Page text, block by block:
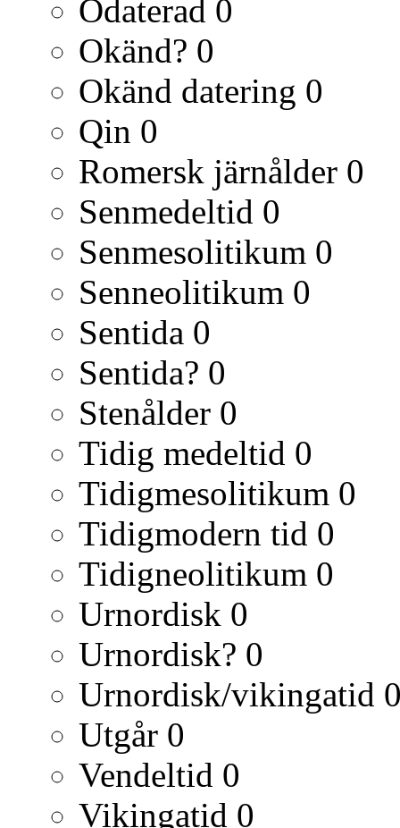
Odaterad 0
Okänd? 0
Okänd datering 0
Qin 0
Romersk järnålder 0
Senmedeltid 0
Senmesolitikum 0
Senneolitikum 0
Sentida 0
Sentida? 0
Stenålder 0
Tidig medeltid 0
Tidigmesolitikum 0
Tidigmodern tid 0
Tidigneolitikum 0
Urnordisk 0
Urnordisk? 0
Urnordisk/vikingatid
Utgår 0
Vendeltid 0
Vikingatid 0